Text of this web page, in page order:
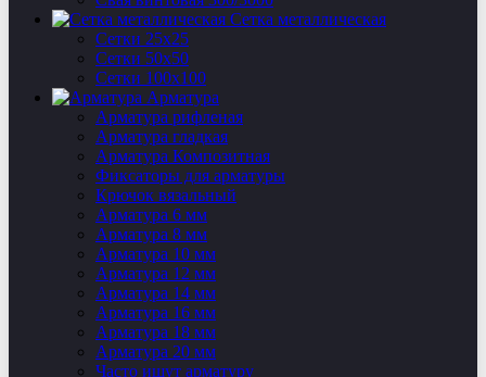
Сетка металлическая
Сетки 25х25
Сетки 50х50
Сетки 100х100
Арматура
Арматура рифленая
Арматура гладкая
Арматура Композитная
Фиксаторы для арматуры
Крючок вязальный
Арматура 6 мм
Арматура 8 мм
Арматура 10 мм
Арматура 12 мм
Арматура 14 мм
Арматура 16 мм
Арматура 18 мм
Арматура 20 мм
Часто ищут арматуру